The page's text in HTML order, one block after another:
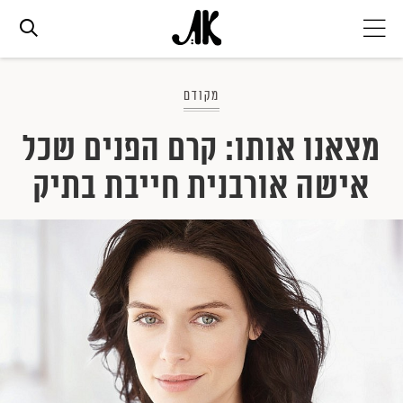
אג׳נדה
אופנה
ביוטי
סלבס
ערוצים נוספים
המגזין
מקודם
מצאנו אותו: קרם הפנים שכל
אישה אורבנית חייבת בתיק